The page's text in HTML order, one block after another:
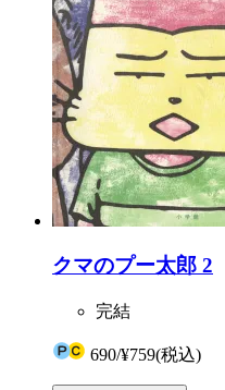
クマのプー太郎 2
完結
690/¥759(税込)